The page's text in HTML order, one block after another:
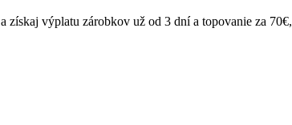
a získaj výplatu zárobkov už od 3 dní a topovanie za 70€,